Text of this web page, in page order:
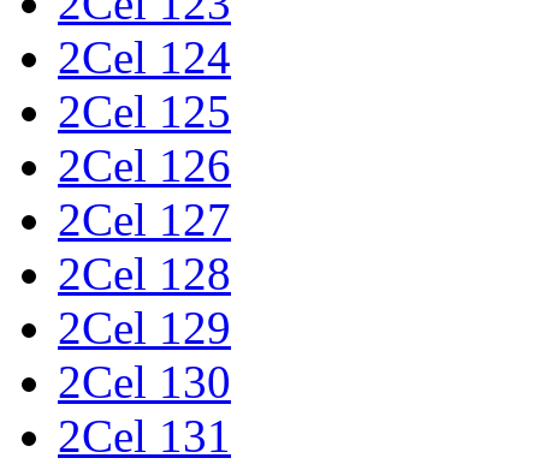
2Cel 124
2Cel 125
2Cel 126
2Cel 127
2Cel 128
2Cel 129
2Cel 130
2Cel 131